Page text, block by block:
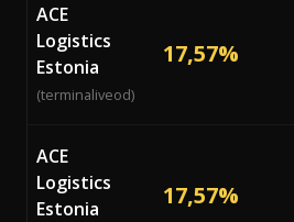
ACE
Logistics
Estonia
(terminaliveod)
17,57%
ACE
Logistics
Estonia
17,57%